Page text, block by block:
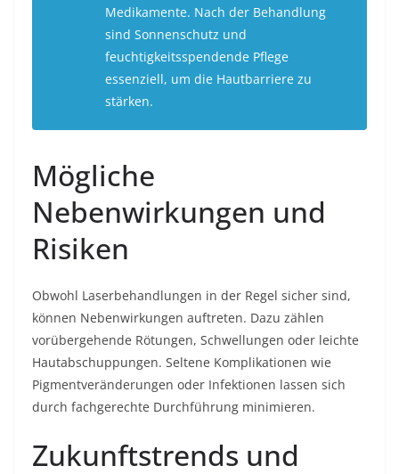
Medikamente. Nach der Behandlung
sind Sonnenschutz und
feuchtigkeitsspendende Pflege
essenziell, um die Hautbarriere zu
stärken.
Mögliche
Nebenwirkungen und
Risiken
Obwohl Laserbehandlungen in der Regel sicher sind,
können Nebenwirkungen auftreten. Dazu zählen
vorübergehende Rötungen, Schwellungen oder leichte
Hautabschuppungen. Seltene Komplikationen wie
Pigmentveränderungen oder Infektionen lassen sich
durch fachgerechte Durchführung minimieren.
Zukunftstrends und